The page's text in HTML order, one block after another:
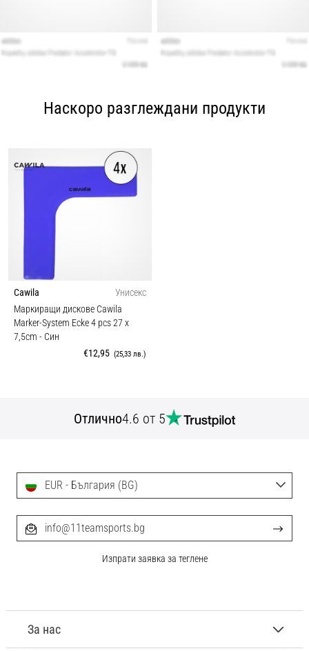
Наскоро разглеждани продукти
Cawila
Унисекс
Маркиращи дискове Cawila
Marker-System Ecke 4 pcs 27 x
7,5cm - Син
€12,95 (25,33 лв.)
Отлично4.6 от 5
За нас
EUR - България (BG)
info@11teamsports.bg
Изпрати заявка за теглене